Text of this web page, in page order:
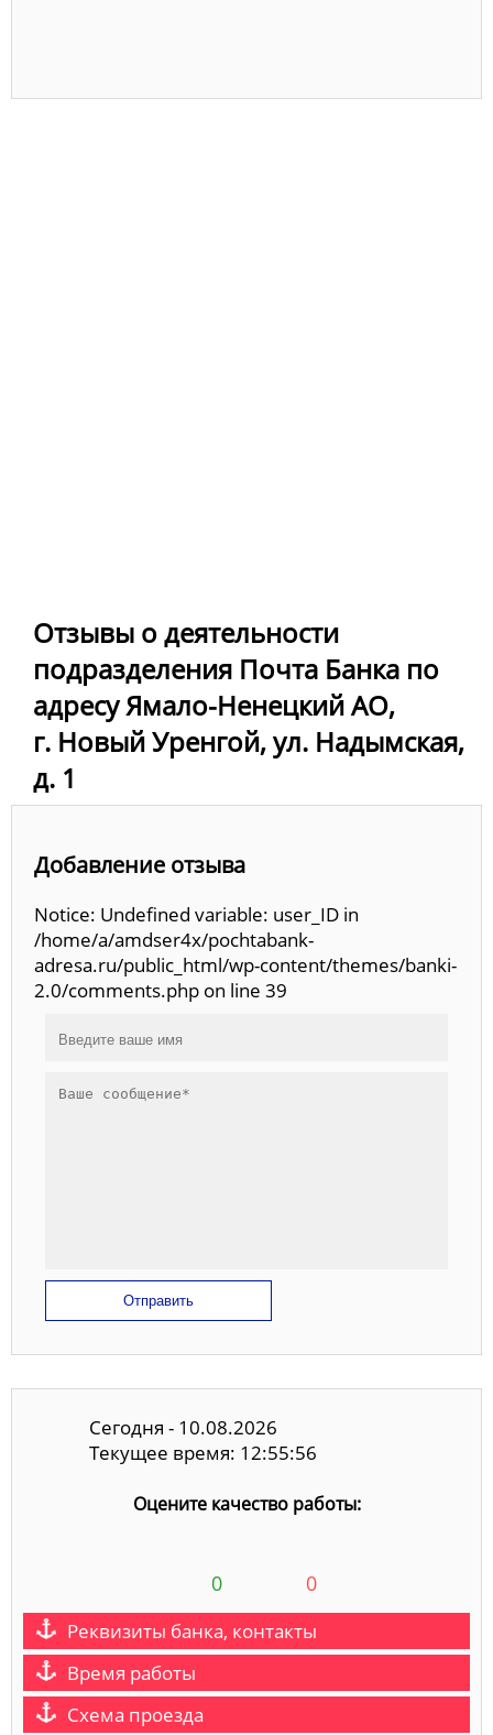
Отзывы о деятельности
подразделения Почта Банка по
адресу Ямало-Ненецкий АО,
г. Новый Уренгой, ул. Надымская,
д. 1
Добавление отзыва
Notice: Undefined variable: user_ID in
/home/a/amdser4x/pochtabank-
adresa.ru/public_html/wp-content/themes/banki-
2.0/comments.php on line 39
Отправить
Сегодня - 10.08.2026
Текущее время: 12:55:56
Оцените качество работы:
0 0
Реквизиты банка, контакты
Время работы
Схема проезда